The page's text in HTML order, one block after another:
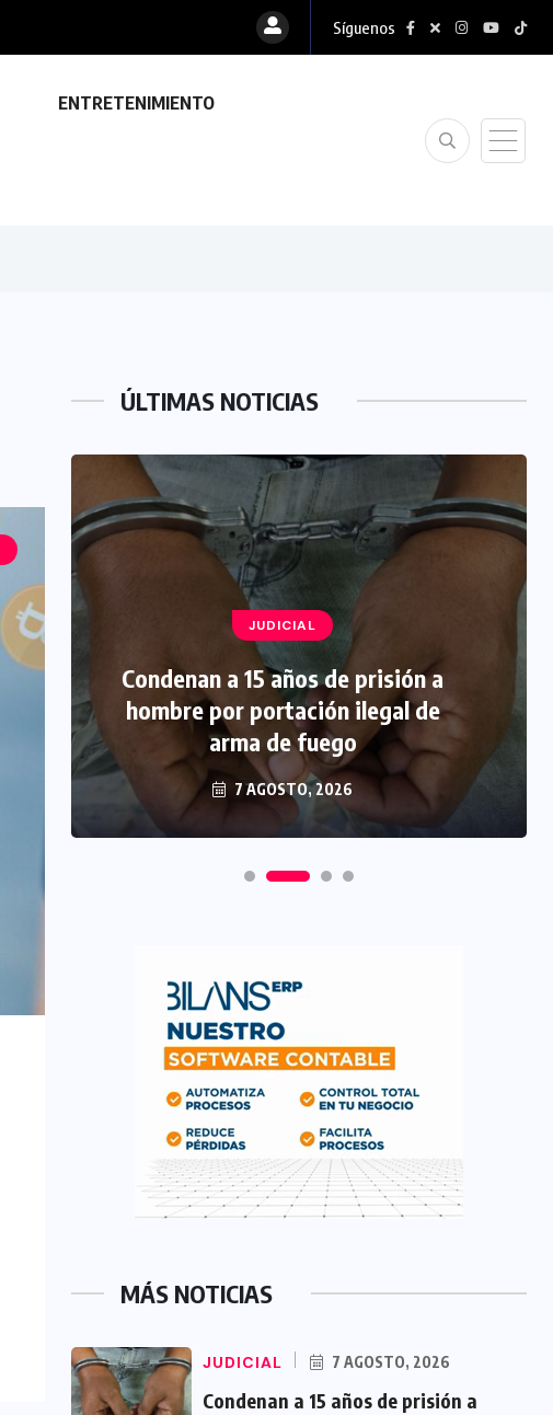
Síguenos
ENTRETENIMIENTO
ÚLTIMAS NOTICIAS
JUDICIAL
Condenan a 15 años de prisión a
hombre por portación ilegal de
arma de fuego
7 AGOSTO, 2026
MÁS NOTICIAS
JUDICIAL 7 AGOSTO, 2026
Condenan a 15 años de prisión a